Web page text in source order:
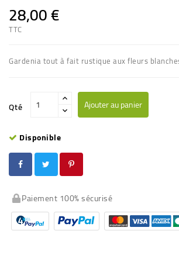
28,00 €
TTC
Gardenia tout à fait rustique aux fleurs
Qté Ajouter au panier
Disponible
Paiement 100% sécurisé